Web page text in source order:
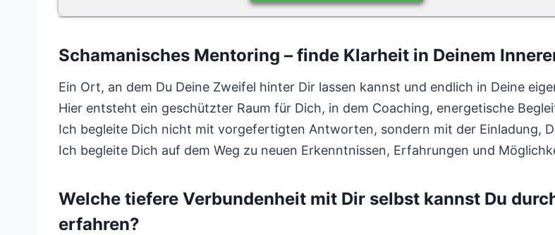
Schamanisches Mentoring – finde Klarheit in Deinem
Ein Ort, an dem Du Deine Zweifel hinter Dir lassen kannst und endlich in Deine
Hier entsteht ein geschützter Raum für Dich, in dem Coaching, energetische
Ich begleite Dich nicht mit vorgefertigten Antworten, sondern mit der Einladung,
Ich begleite Dich auf dem Weg zu neuen Erkenntnissen, Erfahrungen und
Welche tiefere Verbundenheit mit Dir selbst kannst Du
erfahren?